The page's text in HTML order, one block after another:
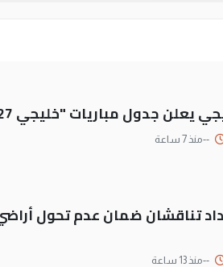
جدول مباريات "خليجي 27" وأولى مواجهات العراق
--منذ 7 ساعة
تناقشان ضمان عدم تحول
--منذ 13 ساعة